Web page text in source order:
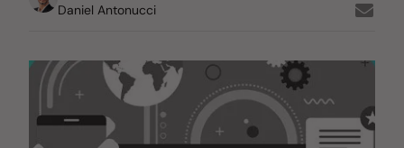
Daniel Antonucci